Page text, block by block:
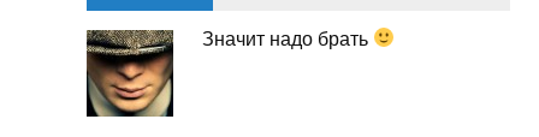
Значит надо брать